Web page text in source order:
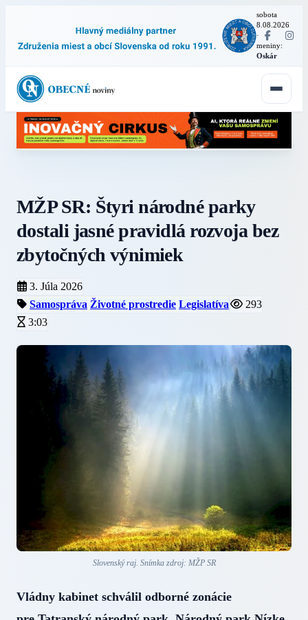
sobota
8.08.2026
·
meniny:
Oskár
MŽP SR: Štyri národné parky
dostali jasné pravidlá rozvoja bez
zbytočných výnimiek
3. Júla 2026
Samospráva Životné prostredie Legislatíva
293
3:03
Slovenský raj. Snímka zdroj: MŽP SR
Vládny kabinet schválil odborné zonácie